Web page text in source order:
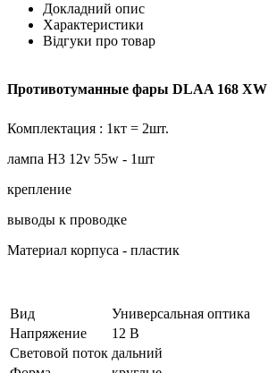
Докладний опис
Характеристики
Відгуки про товар
Противотуманные фары DLAA 168 XW
Комплектация : 1кт = 2шт.
лампа Н3 12v 55w - 1шт
крепление
выводы к проводке
Материал корпуса - пластик
Вид
Универсальная оптика
Напряжение
12 В
Световой поток дальний